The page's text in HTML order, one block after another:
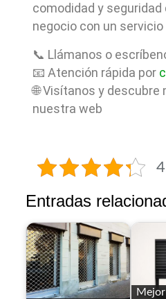
comodidad y seguridad
negocio con un
📞 Llámanos o
📧 Atención rápida por
🌐 Visítanos y
nuestra web
Entradas